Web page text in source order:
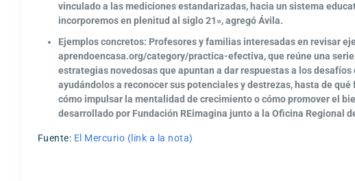
vinculado a las mediciones estandarizadas, hacia un sistema
incorporemos en plenitud al siglo 21», agregó Ávila.
Ejemplos concretos: Profesores y familias interesadas en revisar
aprendoencasa.org/category/practica-efectiva, que reúne una
estrategias novedosas que apuntan a dar respuestas a los
ayudándolos a reconocer sus potenciales y destrezas, hasta de
cómo impulsar la mentalidad de crecimiento o cómo promover el
desarrollado por Fundación REimagina junto a la Oficina Regional
Fuente: El Mercurio (link a la nota)